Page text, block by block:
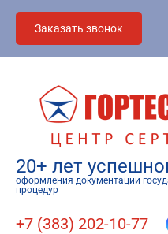
Заказать звонок
20+ лет
оформления документации
процедур
+7 (383) 202-10-77